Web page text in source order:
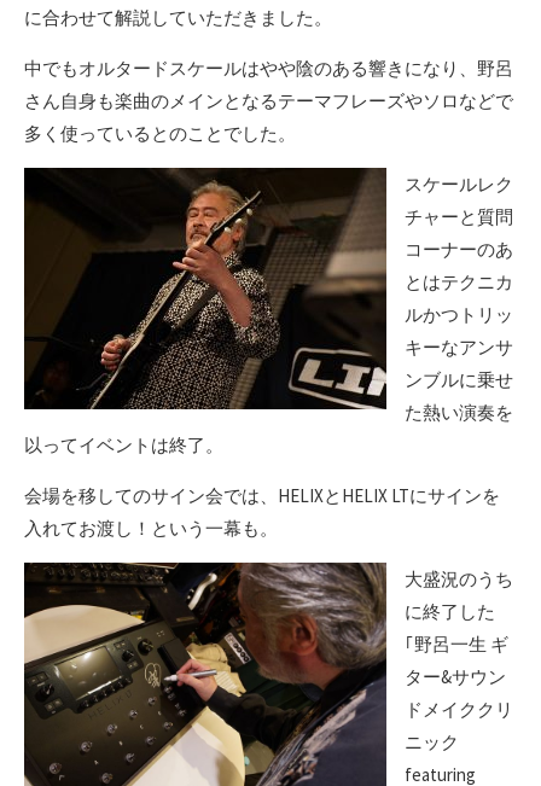
に合わせて解説していただきました。
中でもオルタードスケールはやや陰のある響きになり、野呂
さん自身も楽曲のメインとなるテーマフレーズやソロなどで
多く使っているとのことでした。
スケールレク
チャーと質問
コーナーのあ
とはテクニカ
ルかつトリッ
キーなアンサ
ンブルに乗せ
た熱い演奏を
以ってイベントは終了。
会場を移してのサイン会では、HELIXとHELIX LTにサインを
入れてお渡し！という一幕も。
大盛況のうち
に終了した
｢野呂一生 ギ
ター&サウン
ドメイククリ
ニック
featuring